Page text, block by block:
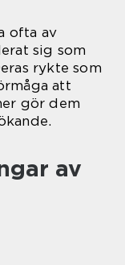
ofta av
sig som
rykte som
att
gör dem
av